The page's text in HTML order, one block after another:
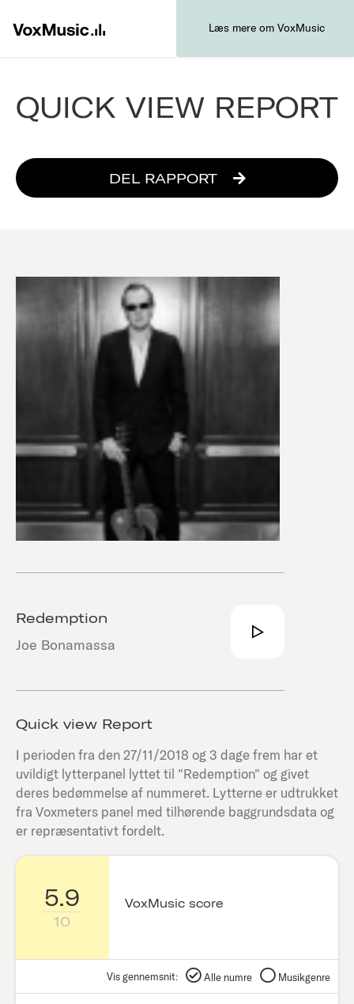
Læs mere om VoxMusic
QUICK VIEW REPORT
DEL RAPPORT
Redemption
Joe Bonamassa
Quick view Report
I perioden fra den27/11/2018 og 3 dage frem har et
uvildigt lytterpanel lyttet til "Redemption" og givet
deres bedømmelse af nummeret. Lytterne er udtrukket
fra Voxmeters panel med tilhørende baggrundsdata og
er repræsentativt fordelt.
5.9
10
VoxMusic score
Vis gennemsnit: Alle numre Musikgenre